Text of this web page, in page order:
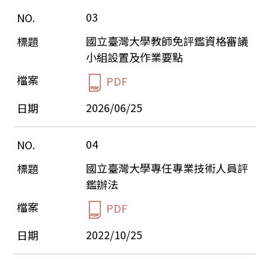
03
國立臺灣大學教師免評鑑資格審議
小組設置及作業要點
PDF
2026/06/25
04
國立臺灣大學專任專業技術人員評
鑑辦法
PDF
2022/10/25